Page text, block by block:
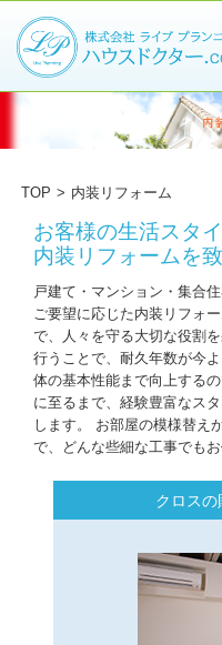
TOP > 内装リフォーム
お客様の生活スタ
内装リフォームを
戸建て・マンション・集合
ご要望に応じた内装リフォ
で、人々を守る大切な役割
行うことで、耐久年数が今
体の基本性能まで向上する
に至るまで、経験豊富なス
します。 お部屋の模様替え
で、どんな些細な工事でも
クロスの